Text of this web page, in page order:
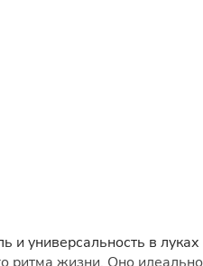
универсальность в